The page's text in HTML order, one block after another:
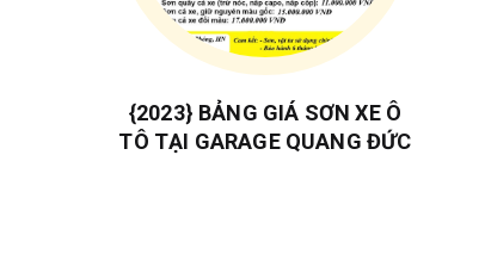
{2023} BẢNG GIÁ SƠN XE Ô
TÔ TẠI GARAGE QUANG ĐỨC